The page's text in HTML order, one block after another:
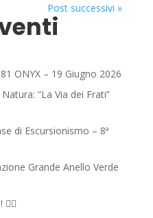
Post successivi »
ONYX – 19 Giugno 2026
“La Via dei Frati”
di Escursionismo – 8ª
Grande Anello Verde